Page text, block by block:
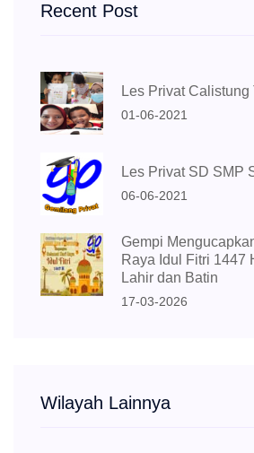
Recent Post
Les Privat Calistung
01-06-2021
Les Privat SD SMP
06-06-2021
Gempi
Raya Idul Fitri 1447
Lahir dan Batin
17-03-2026
Wilayah Lainnya